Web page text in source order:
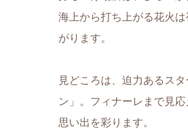
海上から打ち上がる花火
がります。
見どころは、迫力あるス
ン」。フィナーレまで見
思い出を彩ります。